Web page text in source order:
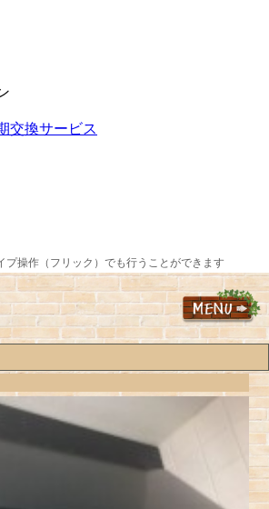
交換サービス
プ操作（フリック）でも行うことができます